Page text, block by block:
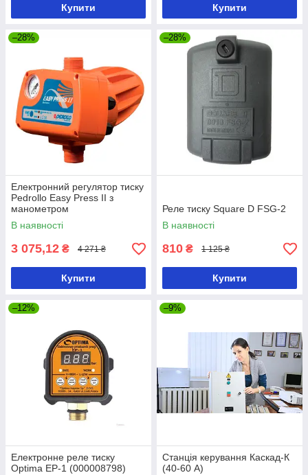
Купити Купити
–28%
Електронний регулятор тиску
Pedrollo Easy Press II з
манометром
В наявності
3 075,12 ₴ 4 271 ₴
Купити
–28%
Реле тиску Square D FSG-2
В наявності
810 ₴ 1 125 ₴
Купити
–12%
Електронне реле тиску
Optima EP-1 (000008798)
–9%
Станція керування Каскад-К
(40-60 А)